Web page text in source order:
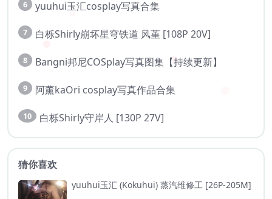
6 yuuhui玉汇cosplay写真合集
7 白栎Shirly崩坏星穹铁道 风堇 [108P 20V]
8 Bangni邦尼COSplay写真图集【持续更新】
9 阿薰kaOri cosplay写真作品合集
10 白栎Shirly守岸人 [130P 27V]
猜你喜欢
yuuhui玉汇 (Kokuhui) 蒸汽维修工 [26P-205M]